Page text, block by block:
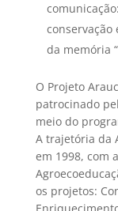
conservação
da memória
O Projeto
patrocinado
meio do
A trajetória da
em 1998, com
os projetos: